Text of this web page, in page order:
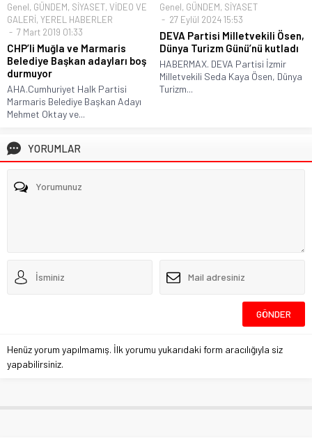
Genel, GÜNDEM, SİYASET, VİDEO VE
GALERİ, YEREL HABERLER
7 Mart 2019 01:33
CHP’li Muğla ve Marmaris
Belediye Başkan adayları boş
durmuyor
AHA.Cumhuriyet Halk Partisi
Marmaris Belediye Başkan Adayı
Mehmet Oktay ve...
Genel, GÜNDEM, SİYASET
27 Eylül 2024 15:53
DEVA Partisi Milletvekili Ösen,
Dünya Turizm Günü’nü kutladı
HABERMAX. DEVA Partisi İzmir
Milletvekili Seda Kaya Ösen, Dünya
Turizm...
YORUMLAR
Henüz yorum yapılmamış. İlk yorumu yukarıdaki form aracılığıyla siz
yapabilirsiniz.